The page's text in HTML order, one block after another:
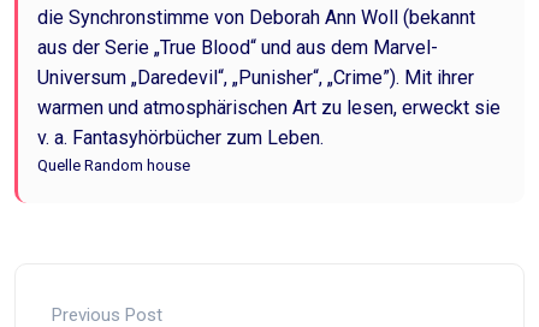
die Synchronstimme von Deborah Ann Woll (bekannt
aus der Serie „True Blood“ und aus dem Marvel-
Universum „Daredevil“, „Punisher“, „Crime”). Mit ihrer
warmen und atmosphärischen Art zu lesen, erweckt sie
v. a. Fantasyhörbücher zum Leben.
Quelle Random house
Previous Post